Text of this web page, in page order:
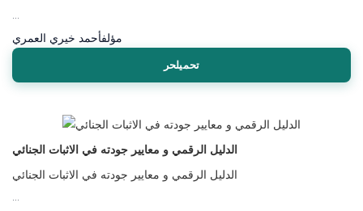
مؤلفأحمد خيري العمري
تحميلحر
الدليل الرقمي و معايير جودته في الاثبات الجنائي
الدليل الرقمي و معايير جودته في الاثبات الجنائي